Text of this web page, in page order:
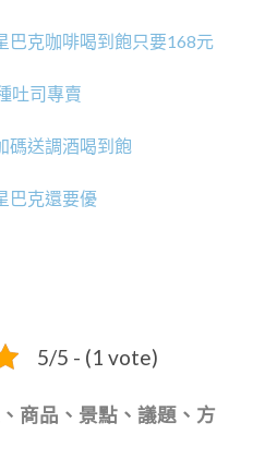
巴克咖啡喝到飽只要168元
吐司專賣
碼送調酒喝到飽
巴克還要優
5/5 - (1 vote)
商品、景點、議題、方